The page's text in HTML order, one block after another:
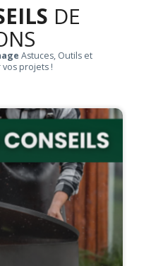
DE
Astuces, Outils et
projets !